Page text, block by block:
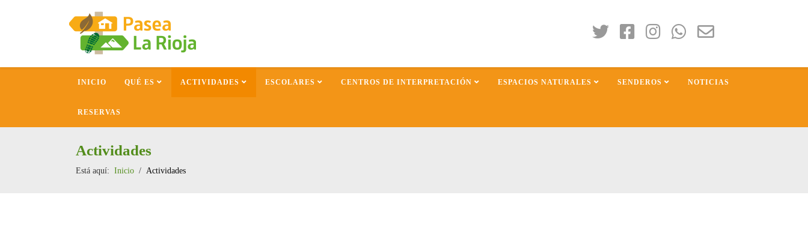
INICIO QUÉ ES ACTIVIDADES ESCOLARES CENTROS DE INTERPRETACIÓN ESPACIOS NATURALES SENDEROS NOTICIAS
RESERVAS
Actividades
Está aquí: Inicio Actividades